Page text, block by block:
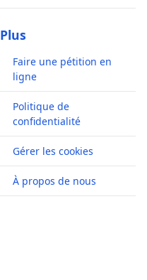
Plus
Faire une pétition en
ligne
Politique de
confidentialité
Gérer les cookies
À propos de nous